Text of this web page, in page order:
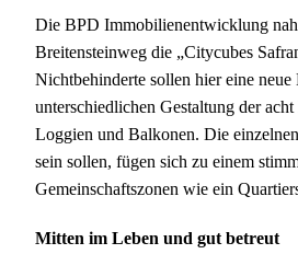
Die BPD Immobilienentwicklung
Breitensteinweg die „Citycubes
Nichtbehinderte sollen hier eine
unterschiedlichen Gestaltung der
Loggien und Balkonen. Die
sein sollen, fügen sich zu einem
Gemeinschaftszonen wie ein
Mitten im Leben und gut betreut